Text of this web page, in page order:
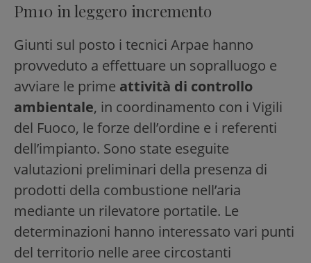
Pm10 in leggero incremento
Giunti sul posto i tecnici Arpae hanno
provveduto a effettuare un sopralluogo e
avviare le prime attività di controllo
ambientale, in coordinamento con i Vigili
del Fuoco, le forze dell’ordine e i referenti
dell’impianto. Sono state eseguite
valutazioni preliminari della presenza di
prodotti della combustione nell’aria
mediante un rilevatore portatile. Le
determinazioni hanno interessato vari punti
del territorio nelle aree circostanti